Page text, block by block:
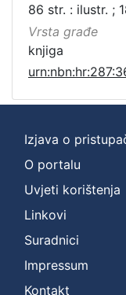
86 str. : ilustr. ;
Vrsta građe
knjiga
Izjava o
O portalu
Uvjeti korištenja
Linkovi
Suradnici
Impressum
Kontakt